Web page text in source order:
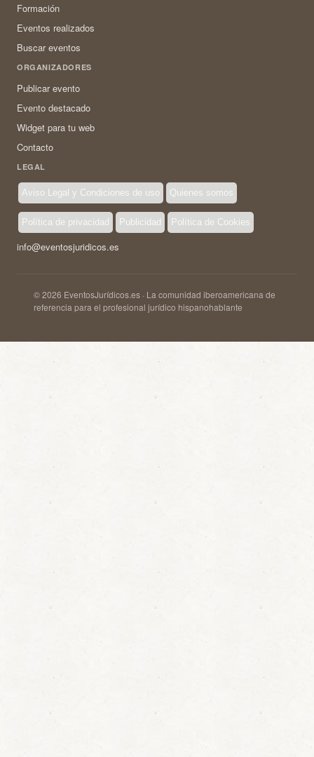
Formación
Eventos realizados
Buscar eventos
ORGANIZADORES
Publicar evento
Evento destacado
Widget para tu web
Contacto
LEGAL
Aviso Legal y Condiciones de uso Quienes somos
Política de privacidad Publicidad Política de Cookies
info@eventosjuridicos.es
© 2026 EventosJurídicos.es · La comunidad iberoamericana de
referencia para el profesional jurídico hispanohablante